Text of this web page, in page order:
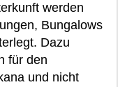
werden
Bungalows
Dazu
für den
und nicht